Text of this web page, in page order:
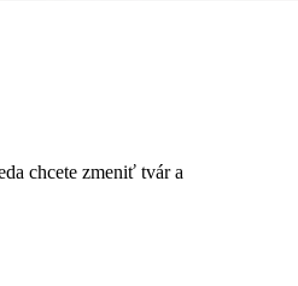
chcete zmeniť tvár a